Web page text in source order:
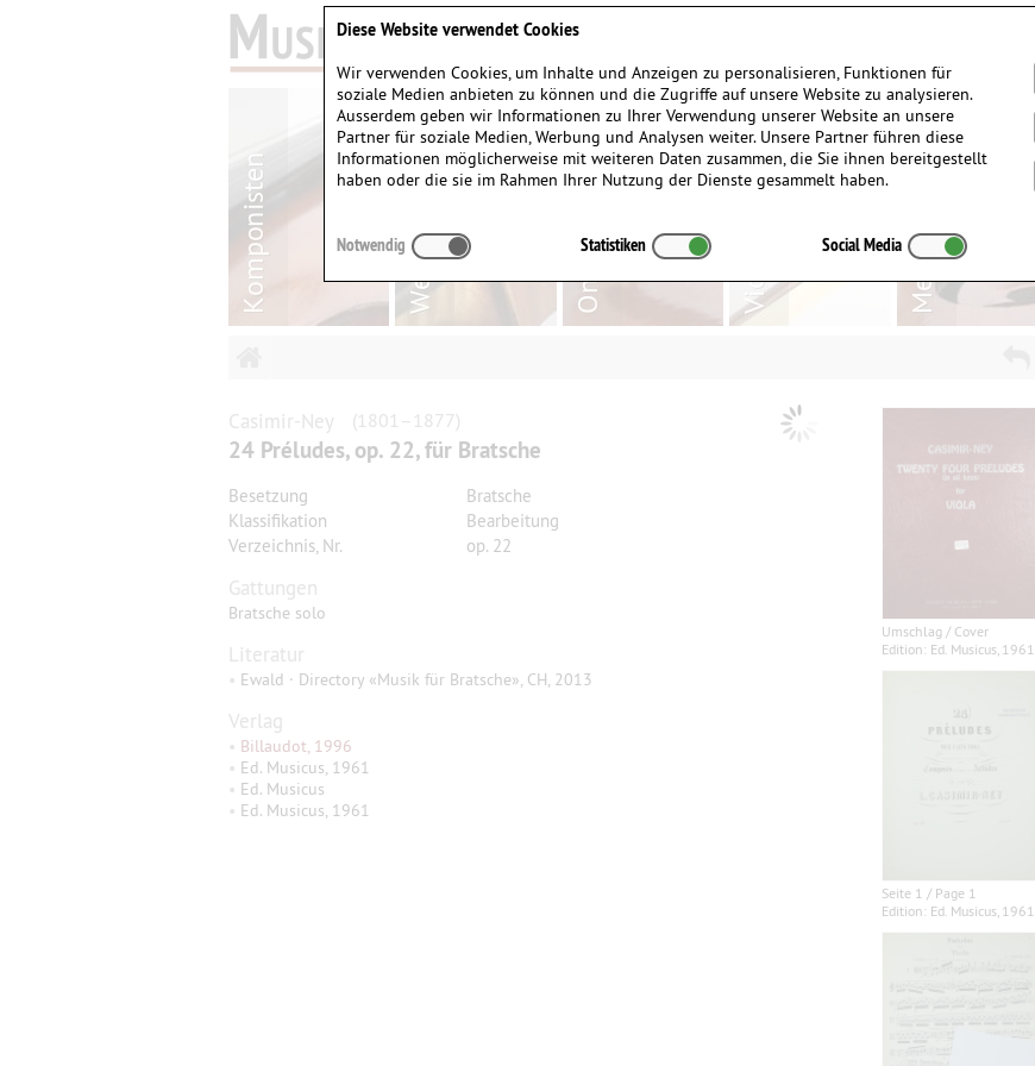
Casimir-Ney (1801–1877)
24 Préludes, op. 22, für Bratsche
Besetzung
Bratsche
Klassifikation
Bearbeitung
Verzeichnis, Nr.
op. 22
Gattungen
Bratsche solo
Literatur
• Ewald · Directory «Musik für Bratsche», CH, 2013
Verlag
• Billaudot, 1996
• Ed. Musicus, 1961
• Ed. Musicus
• Ed. Musicus, 1961
Umschlag / Cover
Edition: Ed. Musicus, 1961
Seite 1 / Page 1
Edition: Ed. Musicus, 1961
Diese Website verwendet Cookies
Wir verwenden Cookies, um Inhalte und Anzeigen zu personalisieren, Funktionen für
soziale Medien anbieten zu können und die Zugriffe auf unsere Website zu analysieren.
Ausserdem geben wir Informationen zu Ihrer Verwendung unserer Website an unsere
Partner für soziale Medien, Werbung und Analysen weiter. Unsere Partner führen diese
Informationen möglicherweise mit weiteren Daten zusammen, die Sie ihnen bereitgestellt
haben oder die sie im Rahmen Ihrer Nutzung der Dienste gesammelt haben.
Notwendig Statistiken Social Media